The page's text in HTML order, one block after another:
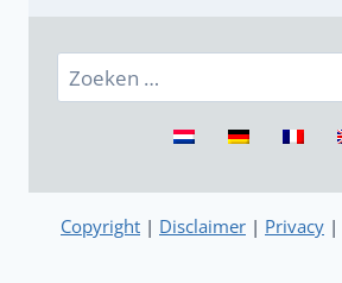
Zoeken
naar:
Copyright | Disclaimer | Privacy |